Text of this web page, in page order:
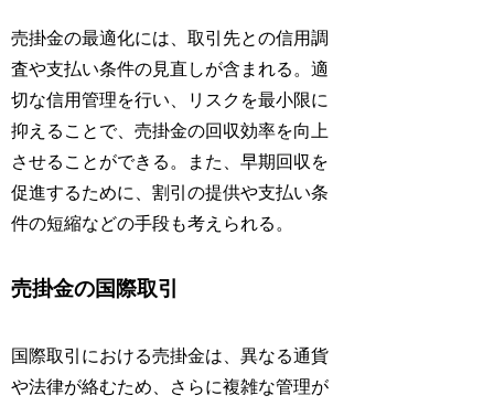
売掛金の最適化には、取引先との信用調
査や支払い条件の見直しが含まれる。適
切な信用管理を行い、リスクを最小限に
抑えることで、売掛金の回収効率を向上
させることができる。また、早期回収を
促進するために、割引の提供や支払い条
件の短縮などの手段も考えられる。
売掛金の国際取引
国際取引における売掛金は、異なる通貨
や法律が絡むため、さらに複雑な管理が